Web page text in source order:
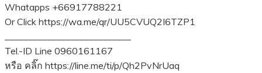
Whatapps +66917788221
Or Click https://wa.me/qr/UU5CVUQ2I6TZP1
Tel.-ID Line 0960161167
หรือ คลิ๊ก https://line.me/ti/p/Qh2PvNrUaq